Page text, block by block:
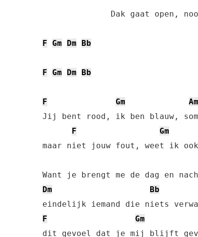
Dak gaat open,
F Gm Dm Bb
F Gm Dm Bb
F Gm Am
Jij bent rood, ik ben blauw,
F
Gm
maar niet jouw fout, weet ik
Dm
Bb
F
Gm